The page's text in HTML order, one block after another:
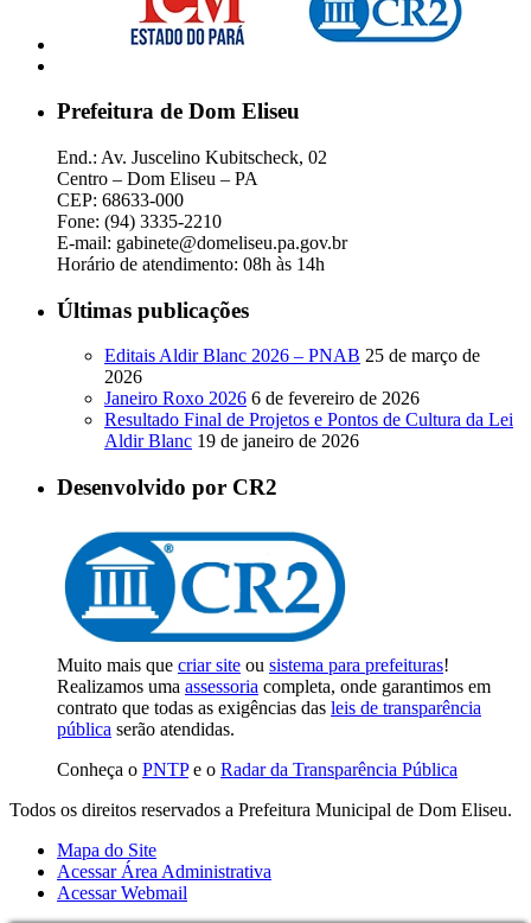
Prefeitura de Dom Eliseu
End.: Av. Juscelino Kubitscheck, 02
Centro – Dom Eliseu – PA
CEP: 68633-000
Fone: (94) 3335-2210
E-mail: gabinete@domeliseu.pa.gov.br
Horário de atendimento: 08h às 14h
Últimas publicações
Editais Aldir Blanc 2026 – PNAB 25 de março de
2026
Janeiro Roxo 2026 6 de fevereiro de 2026
Resultado Final de Projetos e Pontos de Cultura da Lei
Aldir Blanc 19 de janeiro de 2026
Desenvolvido por CR2
Muito mais que criar site ou sistema para prefeituras!
Realizamos uma assessoria completa, onde garantimos em
contrato que todas as exigências das leis de transparência
pública serão atendidas.
Conheça o PNTPe o Radar da Transparência Pública
Todos os direitos reservados a Prefeitura Municipal de Dom Eliseu.
Mapa do Site
Acessar Área Administrativa
Acessar Webmail